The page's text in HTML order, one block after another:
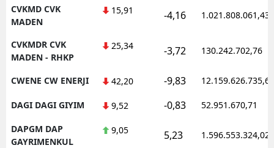
CVKMD CVK
MADEN
15,91 -4,16 1.021.808.061,43
CVKMDR CVK
MADEN - RHKP
25,34 -3,72 130.242.702,76
CWENE CW ENERJI 42,20 -9,83 12.159.626.735,62
DAGI DAGI GIYIM 9,52 -0,83 52.951.670,71
DAPGM DAP
GAYRIMENKUL
9,05 5,23 1.596.553.324,02